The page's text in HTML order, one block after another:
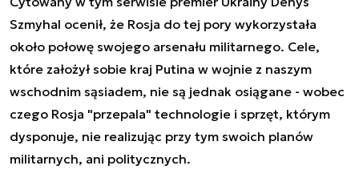
Szmyhal ocenił, że Rosja do tej pory wykorzystała
około połowę swojego arsenału militarnego. Cele,
które założył sobie kraj Putina w wojnie z naszym
wschodnim sąsiadem, nie są jednak osiągane - wobec
czego Rosja "przepala" technologie i sprzęt, którym
dysponuje, nie realizując przy tym swoich planów
militarnych, ani politycznych.